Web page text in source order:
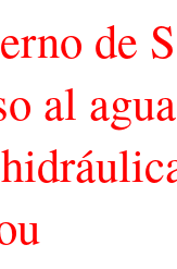
de
al